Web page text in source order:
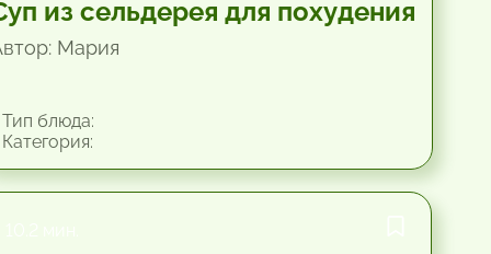
из сельдерея для похудения
Мария
блюда: